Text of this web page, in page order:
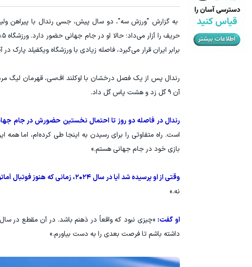
به گزارش "ورزش سه"، دو سال پیش، جسی رندال با پیراهن
حریف را آزار می‌داد؛ حالا او در جام جهانی حضور دارد. ورزشگاه ۵.۵ میلیارد دلاری سوفای لس‌آنجلس، جایی که
برابر ایران قرار می‌گیرد، فاصله زیادی با ورزشگاه ویکفیلد پارک در
آن ۹ گل زد و هشت پاس گل داد.
رندال در فاصله دو روز تا احتمال نخستین حضورش در جام
است. راه متفاوتی را برای رسیدن به اینجا طی کرده‌ام، اما همه
بازی خود در جام جهانی هستم.»
وقتی از او پرسیده شد آیا در سال ۲۰۲۴، زمانی که هنوز فوتبال آماتور بازی می‌کرد، جام جهانی هدفی واقع‌بینانه برایش بود یا نه، رندال پذیرفت:
نه.»
او گفت:
داشته باشم تا فرصت بعدی را به دست بیاورم.»